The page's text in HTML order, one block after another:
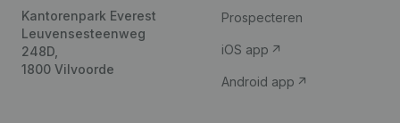
Kantorenpark Everest
Leuvensesteenweg
248D,
1800 Vilvoorde
Prospecteren
iOS app
Android app